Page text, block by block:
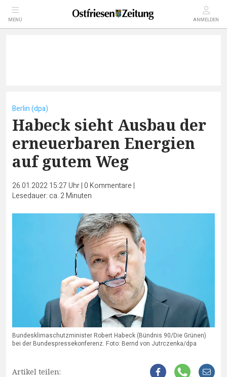
MENÜ ANMELDEN
Berlin (dpa)
Habeck sieht Ausbau der
erneuerbaren Energien
auf gutem Weg
26.01.2022 15:27 Uhr| 0 Kommentare |
Lesedauer: ca. 2 Minuten
Bundesklimaschutzminister Robert Habeck (Bündnis 90/Die Grünen)
bei der Bundespressekonferenz. Foto: Bernd von Jutrczenka/dpa
Artikel teilen: